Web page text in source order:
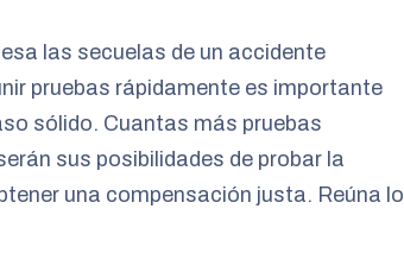
las secuelas de un accidente
pruebas rápidamente es importante
sólido. Cuantas más pruebas
sus posibilidades de probar la
una compensación justa. Reúna lo